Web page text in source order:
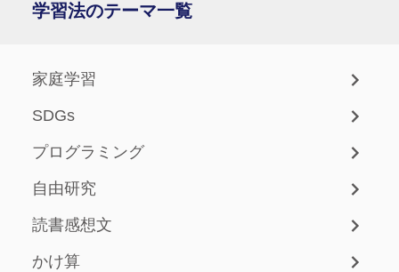
学習法のテーマ一覧
家庭学習
SDGs
プログラミング
自由研究
読書感想文
かけ算